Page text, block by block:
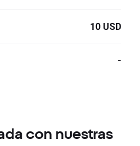
10 USD
-
con nuestras